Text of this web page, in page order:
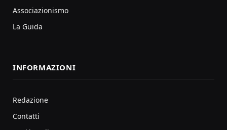
Associazionismo
La Guida
INFORMAZIONI
Redazione
Contatti